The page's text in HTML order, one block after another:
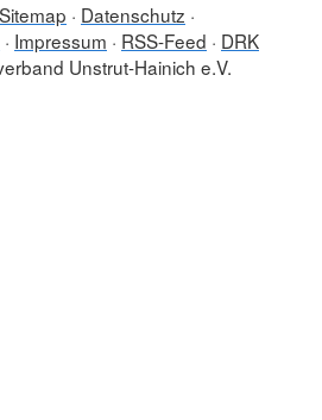
Sitemap
Datenschutz
Impressum RSS-Feed
DRK
Unstrut-Hainich e.V.